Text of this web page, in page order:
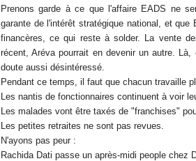
Prenons garde à ce que l'affaire EADS ne
garante de l'intérêt stratégique national, et
financères, ce qui reste à solder. La vente
récent, Aréva pourrait en devenir un autre.
doute aussi désintéressé.
Pendant ce temps, il faut que chacun travaille
Les nantis de fonctionnaires continuent à voir
Les malades vont être taxés de "franchises"
Les petites retraites ne sont pas revues.
N'ayons pas peur :
Rachida Dati passe un après-midi people chez